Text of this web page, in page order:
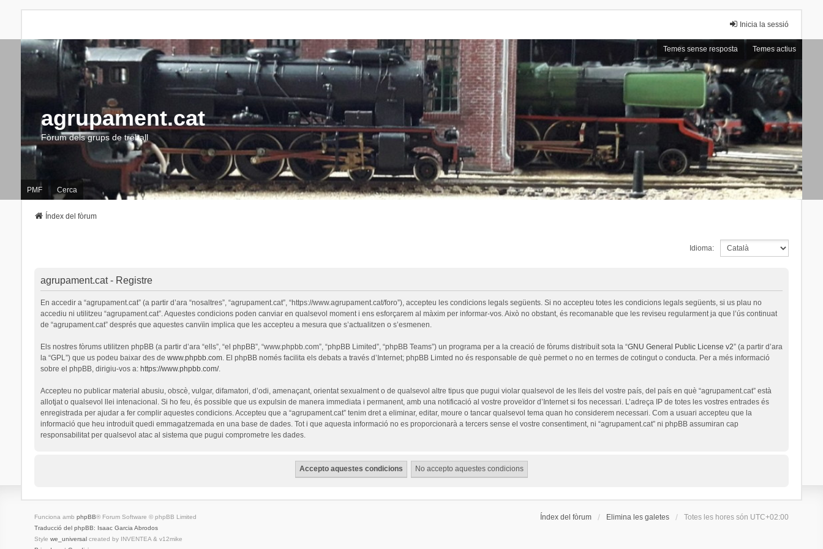
Inicia la sessió
Temes sense resposta Temes actius
agrupament.cat
Fòrum dels grups de treball
PMF Cerca
Índex del fòrum
Idioma:
agrupament.cat - Registre
En accedir a “agrupament.cat” (a partir d’ara “nosaltres”, “agrupament.cat”, “https://www.agrupament.cat/foro”), accepteu les condicions legals següents. Si no accepteu totes les condicions legals següents, si us plau no
accediu ni utilitzeu “agrupament.cat”. Aquestes condicions poden canviar en qualsevol moment i ens esforçarem al màxim per informar-vos. Això no obstant, és recomanable que les reviseu regularment ja que l’ús continuat
de “agrupament.cat” després que aquestes canvïin implica que les accepteu a mesura que s’actualitzen o s’esmenen.
Els nostres fòrums utilitzen phpBB (a partir d’ara “ells”, “el phpBB”, “www.phpbb.com”, “phpBB Limited”, “phpBB Teams”) un programa per a la creació de fòrums distribuït sota la “GNU General Public License v2” (a partir d’ara
la “GPL”) que us podeu baixar des de www.phpbb.com. El phpBB només facilita els debats a través d’Internet; phpBB Limted no és responsable de què permet o no en termes de cotingut o conducta. Per a més informació
sobre el phpBB, dirigiu-vos a: https://www.phpbb.com/.
Accepteu no publicar material abusiu, obscè, vulgar, difamatori, d’odi, amenaçant, orientat sexualment o de qualsevol altre tipus que pugui violar qualsevol de les lleis del vostre país, del país en què “agrupament.cat” està
allotjat o qualsevol llei intenacional. Si ho feu, és possible que us expulsin de manera immediata i permanent, amb una notificació al vostre proveïdor d’Internet si fos necessari. L’adreça IP de totes les vostres entrades és
enregistrada per ajudar a fer complir aquestes condicions. Accepteu que a “agrupament.cat” tenim dret a eliminar, editar, moure o tancar qualsevol tema quan ho considerem necessari. Com a usuari accepteu que la
informació que heu introduït quedi emmagatzemada en una base de dades. Tot i que aquesta informació no es proporcionarà a tercers sense el vostre consentiment, ni “agrupament.cat” ni phpBB assumiran cap
responsabilitat per qualsevol atac al sistema que pugui comprometre les dades.
Índex del fòrum Elimina les galetes Totes les hores són UTC+02:00
Funciona amb phpBB® Forum Software © phpBB Limited
Traducció del phpBB: Isaac Garcia Abrodos
Style we_universalcreated by INVENTEA & v12mike